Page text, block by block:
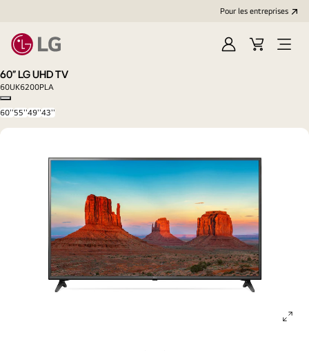
Pour les entreprises
Se
Panier
60" LG UHD TV
60UK6200PLA
Copy model name
60''55''49''43''